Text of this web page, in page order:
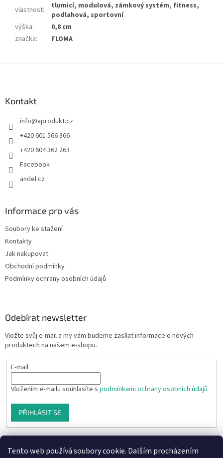
Tento web používá soubory cookie. Dalším procházením
vlastnost:
tlumicí, modulová, zámkový systém, fitness,
podlahová, sportovní
výška:
0,8 cm
značka: FLOMA
Kontakt
info@aprodukt.cz
+420 601 566 366
+420 604 362 263
Facebook
andel.cz
Informace pro vás
Soubory ke stažení
Kontakty
Jak nakupovat
Obchodní podmínky
Podmínky ochrany osobních údajů
Odebírat newsletter
Vložte svůj e-mail a my vám budeme zasílat informace o nových
produktech na našem e-shopu.
E-mail
Vložením e-mailu souhlasíte s podmínkami ochrany osobních údajů
PŘIHLÁSIT SE